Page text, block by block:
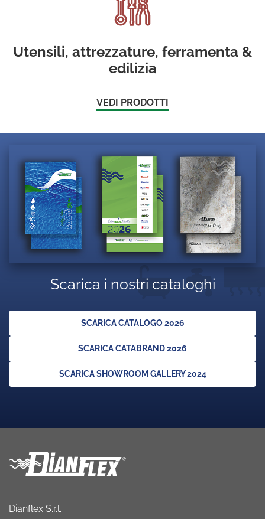
Utensili, attrezzature, ferramenta &
edilizia
VEDI PRODOTTI
Scarica i nostri cataloghi
SCARICA CATALOGO 2026
SCARICA CATABRAND 2026
SCARICA SHOWROOM GALLERY 2024
Dianflex S.r.l.